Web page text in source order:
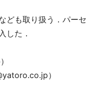
ども取り扱う．パーセ
した．
）